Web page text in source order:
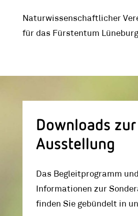
Naturwissenschaftlicher
für das Fürstentum Lüneburg
Downloads zur
Ausstellung
Das Begleitprogramm und
Informationen zur
finden Sie gebündelt in